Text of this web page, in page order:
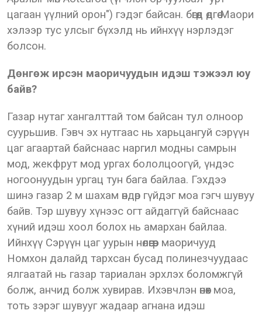
цагаан үүлний орон") гэдэг байсан. бөгөөд өдгөө Маори
хэлээр тус улсыг бүхэлд нь ийнхүү нэрлэдэг
болсон.
Дөнгөж ирсэн маоричуудын идэш тэжээл юу
байв?
Газар нутаг хангалттай том байсан тул олноор
суурьшив. Гэвч эх нутгаас нь харьцангуй сэрүүн
цаг агаартай байснаас наргил модны самрын
мод, жекфрут мод ургах бололцоогүй, үндэс
ногоонуудын ургац тун бага байлаа. Гэхдээ
шинэ газар 2 м шахам өндөр гүйдэг моа гэгч шувуу
байв. Тэр шувуу хүнээс огт айдаггүй байснаас
хүний идэш хоол болох нь амархан байлаа.
Ийнхүү Сэрүүн цаг уурын нөлөөгөөр маоричууд
Номхон далайд тархсан бусад полинезчуудаас
ялгаатай нь газар тариалан эрхлэх боломжгүй
болж, анчид болж хувирав. Ихэвчлэн өнөөх моа,
тоть зэрэг шувууг жадаар агнана идэш